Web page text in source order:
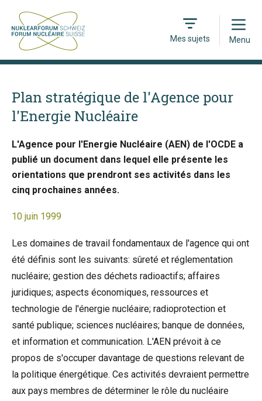
Mes sujets
Open
Menu
Plan stratégique de l'Agence pour
l'Energie Nucléaire
L'Agence pour l'Energie Nucléaire (AEN) de l'OCDE a
publié un document dans lequel elle présente les
orientations que prendront ses activités dans les
cinq prochaines années.
10 juin 1999
Les domaines de travail fondamentaux de l'agence qui ont
été définis sont les suivants: sûreté et réglementation
nucléaire; gestion des déchets radioactifs; affaires
juridiques; aspects économiques, ressources et
technologie de l'énergie nucléaire; radioprotection et
santé publique; sciences nucléaires; banque de données,
et information et communication. L'AEN prévoit à ce
propos de s'occuper davantage de questions relevant de
la politique énergétique. Ces activités devraient permettre
aux pays membres de déterminer le rôle du nucléaire